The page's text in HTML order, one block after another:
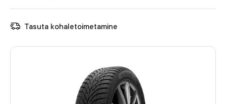
Tasuta kohaletoimetamine